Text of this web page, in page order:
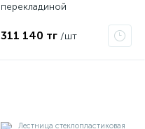
перекладиной
OBO 7097360
311 140 тг /шт